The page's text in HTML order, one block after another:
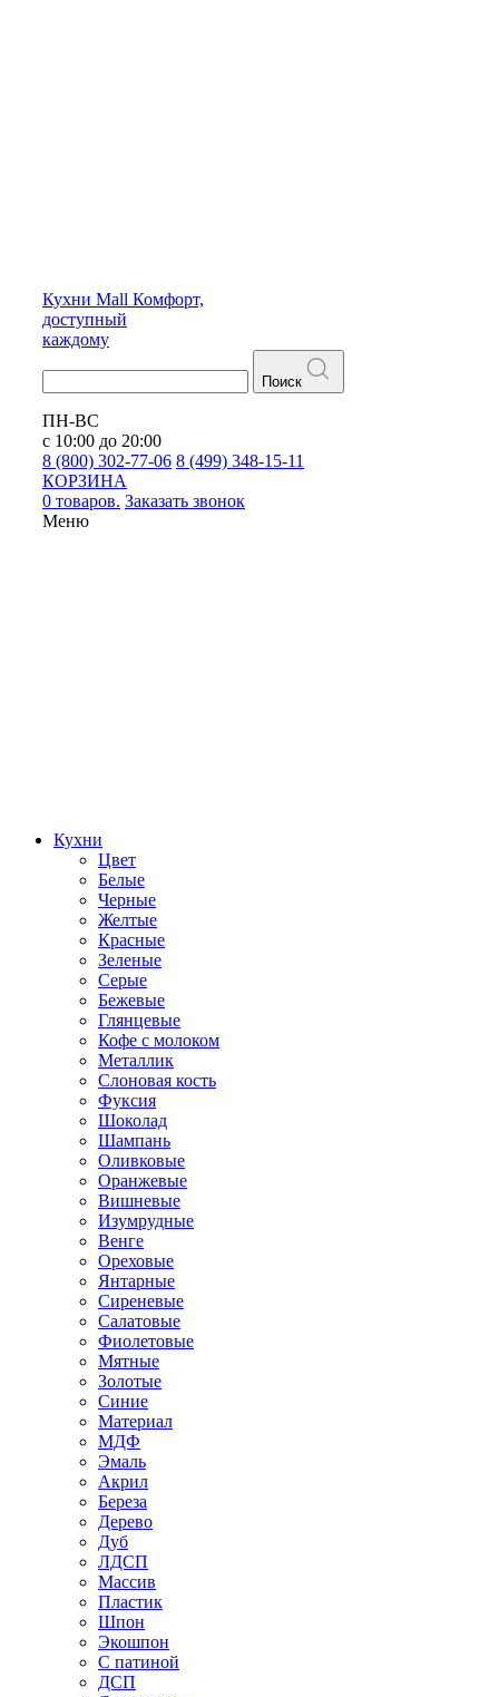
Кухни Mall Комфорт,
доступный
каждому
Поиск
ПН-ВС
с 10:00 до 20:00
8 (800) 302-77-06 8 (499) 348-15-11
КОРЗИНА
0 товаров. Заказать звонок
Меню
Кухни
Цвет
Белые
Черные
Желтые
Красные
Зеленые
Серые
Бежевые
Глянцевые
Кофе с молоком
Металлик
Слоновая кость
Фуксия
Шоколад
Шампань
Оливковые
Оранжевые
Вишневые
Изумрудные
Венге
Ореховые
Янтарные
Сиреневые
Салатовые
Фиолетовые
Мятные
Золотые
Синие
Материал
МДФ
Эмаль
Акрил
Береза
Дерево
Дуб
ЛДСП
Массив
Пластик
Шпон
Экошпон
С патиной
ДСП